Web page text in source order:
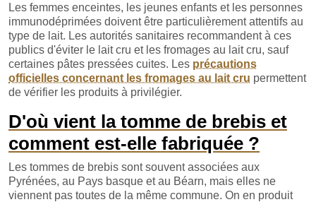
Les femmes enceintes, les jeunes enfants et les personnes
immunodéprimées doivent être particulièrement attentifs au
type de lait. Les autorités sanitaires recommandent à ces
publics d'éviter le lait cru et les fromages au lait cru, sauf
certaines pâtes pressées cuites. Les précautions
officielles concernant les fromages au lait cru permettent
de vérifier les produits à privilégier.
D'où vient la tomme de brebis et
comment est-elle fabriquée ?
Les tommes de brebis sont souvent associées aux
Pyrénées, au Pays basque et au Béarn, mais elles ne
viennent pas toutes de la même commune. On en produit